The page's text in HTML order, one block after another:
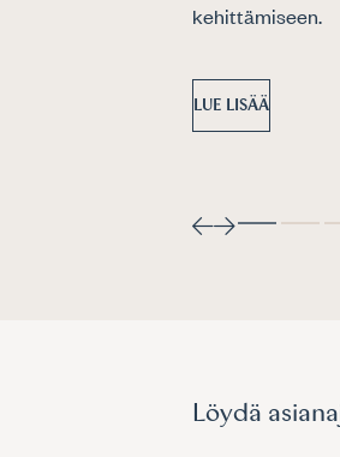
kehittämiseen.
LUE LISÄÄ
Löydä